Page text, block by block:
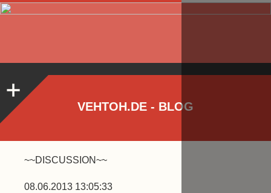
VEHTOH.DE - BLOG
~~DISCUSSION~~
08.06.2013 13:05:33